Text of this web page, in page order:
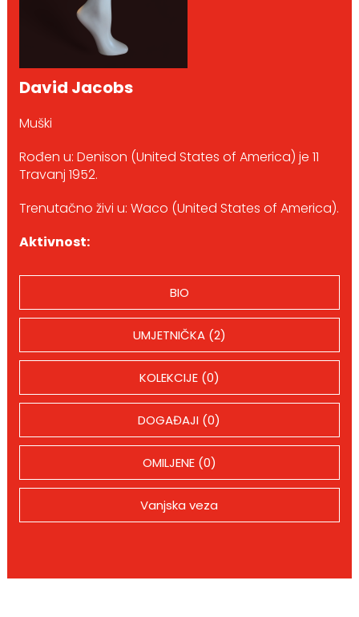
David Jacobs
Muški
Rođen u: Denison (United States of America) je 11
Travanj 1952.
Trenutačno živi u: Waco (United States of America).
Aktivnost:
BIO
UMJETNIČKA (2)
KOLEKCIJE (0)
DOGAĐAJI (0)
OMILJENE (0)
Vanjska veza